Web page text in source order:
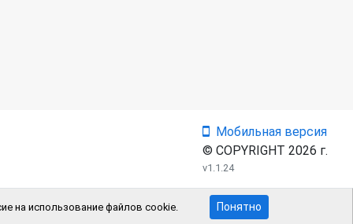
Мобильная версия
© COPYRIGHT 2026 г.
v1.1.24
на использование файлов cookie. Понятно